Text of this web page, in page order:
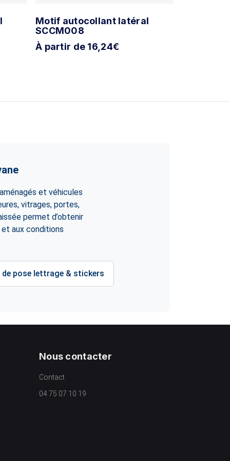
Motif autocollant latéral
SCCM008
À partir de 16,24€
et véhicules
vitrages, portes,
permet d’obtenir
et aux conditions
de pose lettrage & stickers
Nous contacter
Contact
04 75 07 10 19